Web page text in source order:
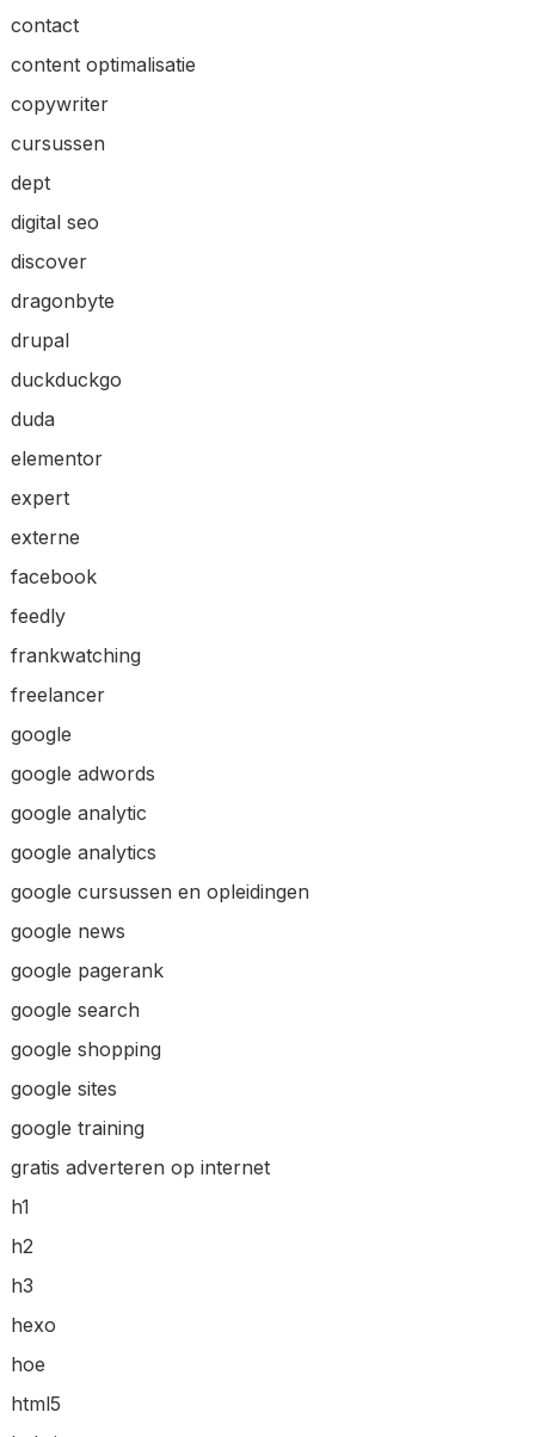
contact
content optimalisatie
copywriter
cursussen
dept
digital seo
discover
dragonbyte
drupal
duckduckgo
duda
elementor
expert
externe
facebook
feedly
frankwatching
freelancer
google
google adwords
google analytic
google analytics
google cursussen en opleidingen
google news
google pagerank
google search
google shopping
google sites
google training
gratis adverteren op internet
h1
h2
h3
hexo
hoe
html5